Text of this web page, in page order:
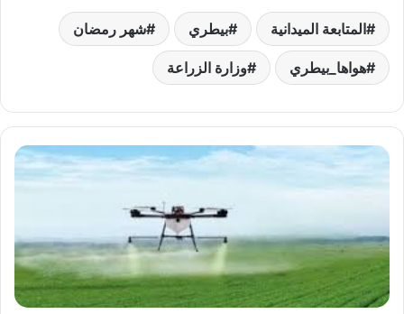
المتابعة الميدانية بيطري شهر رمضان
هواها_بيطري وزارة الزراعة
«بحوث
قائمة
المبيدات
المعتمدة
لمكافحة